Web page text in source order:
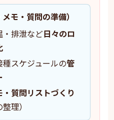
モ・質問の準備）
・排泄など日々のロ
スケジュールの管
質問リストづくり
理）